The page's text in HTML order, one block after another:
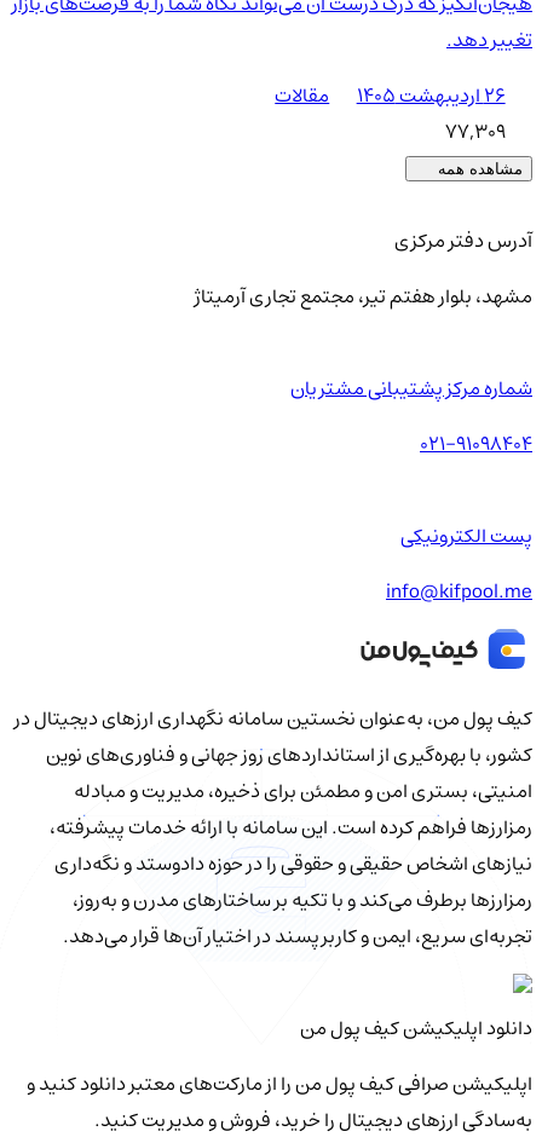
تغییر دهد.
۲۶ اردیبهشت ۱۴۰۵
مقالات
77,309
مشاهده همه
آدرس دفتر مرکزی
مشهد، بلوار هفتم تیر، مجتمع تجاری آرمیتاژ
شماره مرکز پشتیبانی مشتریان
021-91098404
پست الکترونیکی
info@kifpool.me
کیف‌ پول من، به‌عنوان نخستین سامانه نگهداری ارزهای دیجیتال در
کشور، با بهره‌گیری از استانداردهای روز جهانی و فناوری‌های نوین
امنیتی، بستری امن و مطمئن برای ذخیره، مدیریت و مبادله
رمزارزها فراهم کرده است. این سامانه با ارائه خدمات پیشرفته،
نیازهای اشخاص حقیقی و حقوقی را در حوزه دادوستد و نگه‌داری
رمزارزها برطرف می‌کند و با تکیه بر ساختارهای مدرن و به‌روز،
تجربه‌ای سریع، ایمن و کاربرپسند در اختیار آن‌ها قرار می‌دهد.
دانلود اپلیکیشن کیف‌ پول من
اپلیکیشن صرافی کیف پول من را از مارکت‌های معتبر دانلود کنید و
به‌سادگی ارزهای دیجیتال را خرید، فروش و مدیریت کنید.